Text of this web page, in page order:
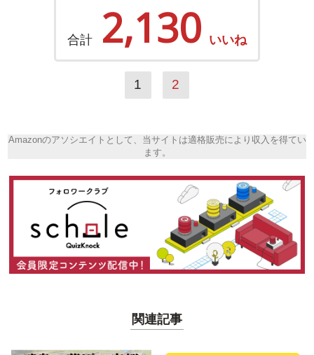
合計 2,130 いいね
1 2
Amazonのアソシエイトとして、当サイトは適格販売により収入を得てい
ます。
関連記事